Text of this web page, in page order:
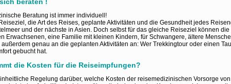
Beratung ist immer individuell!
die Art des Reises, geplante Aktivitäten und die Gesundheit jedes
und der nächste in Asien. Doch selbst für das gleiche Reiseziel können
Erwachsenen, eine Familie mit kleinen Kindern, für Schwangere, ältere
genau an die geplanten Aktivitäten an: Wer Trekkingtour oder einen
gebucht hat.
die Kosten für die Reiseimpfungen?
Regelung darüber, welche Kosten der reisemedizinischen Vorsorge